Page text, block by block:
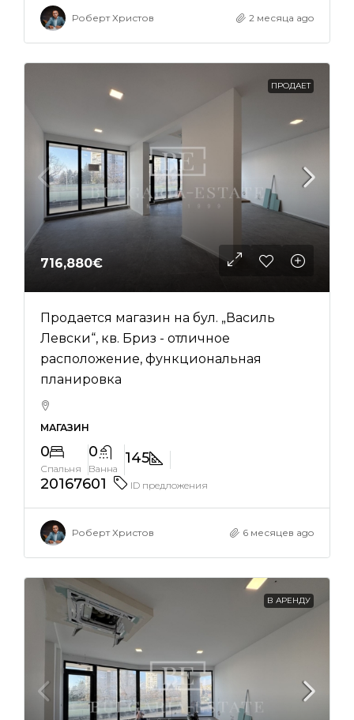
Роберт Христов 2 месяца ago
ПРОДАЕТ
716,880€
Продается магазин на бул. „Василь
Левски“, кв. Бриз - отличное
расположение, функциональная
планировка
МАГАЗИН
0
Спальня
0
Ванна
145
20167601
ID предложения
Роберт Христов 6 месяцев ago
В АРЕНДУ